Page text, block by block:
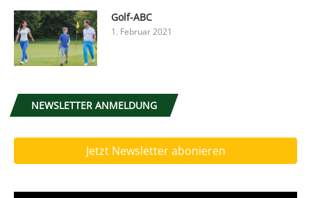
Golf-ABC
1. Februar 2021
NEWSLETTER ANMELDUNG
Jetzt Newsletter abonieren